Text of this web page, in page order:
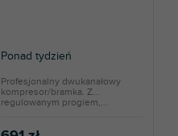
Ponad tydzień
Profesjonalny dwukanałowy
kompresor/bramka. Z
regulowanym progiem,...